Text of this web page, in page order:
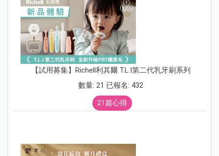
【試用募集】Richell利其爾 T.L.I第二代乳牙刷系列
數量: 21 已報名: 432
21篇心得